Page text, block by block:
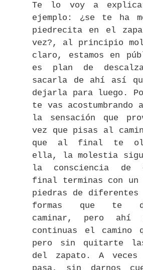
Te lo voy a
ejemplo: ¿se te ha
piedrecita en el
vez?, al principio
claro, estamos en
es plan de
sacarla de ahí así
dejarla para luego.
te vas
la sensación que
vez que pisas al
que al final te
ella, la molestia
la consciencia
final terminas con un
piedras de diferentes
formas que te
caminar, pero ahí
continuas el camino
pero sin quitarte
del zapato. A veces